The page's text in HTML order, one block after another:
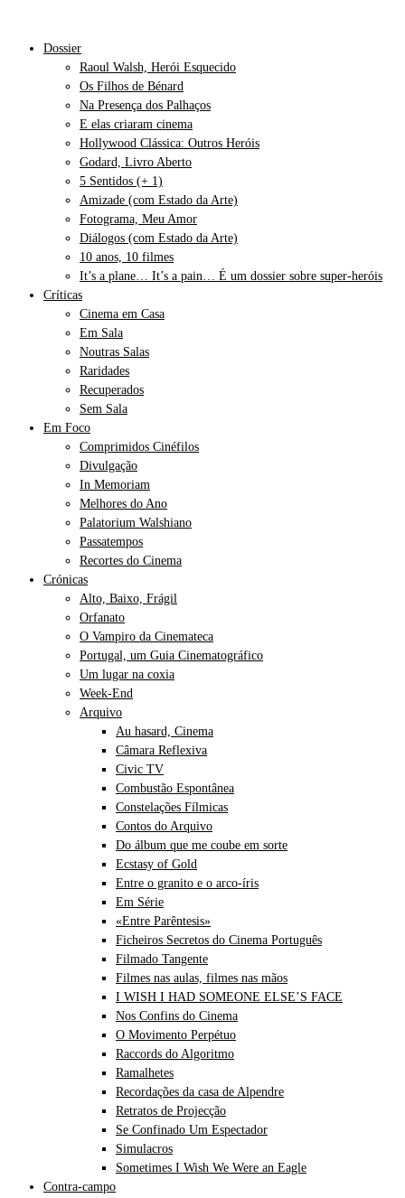
Dossier
Raoul Walsh, Herói Esquecido
Os Filhos de Bénard
Na Presença dos Palhaços
E elas criaram cinema
Hollywood Clássica: Outros Heróis
Godard, Livro Aberto
5 Sentidos (+ 1)
Amizade (com Estado da Arte)
Fotograma, Meu Amor
Diálogos (com Estado da Arte)
10 anos, 10 filmes
It’s a plane… It’s a pain… É um dossier sobre super-heróis
Críticas
Cinema em Casa
Em Sala
Noutras Salas
Raridades
Recuperados
Sem Sala
Em Foco
Comprimidos Cinéfilos
Divulgação
In Memoriam
Melhores do Ano
Palatorium Walshiano
Passatempos
Recortes do Cinema
Crónicas
Alto, Baixo, Frágil
Orfanato
O Vampiro da Cinemateca
Portugal, um Guia Cinematográfico
Um lugar na coxia
Week-End
Arquivo
Au hasard, Cinema
Câmara Reflexiva
Civic TV
Combustão Espontânea
Constelações Fílmicas
Contos do Arquivo
Do álbum que me coube em sorte
Ecstasy of Gold
Entre o granito e o arco-íris
Em Série
«Entre Parêntesis»
Ficheiros Secretos do Cinema Português
Filmado Tangente
Filmes nas aulas, filmes nas mãos
I WISH I HAD SOMEONE ELSE’S FACE
Nos Confins do Cinema
O Movimento Perpétuo
Raccords do Algoritmo
Ramalhetes
Recordações da casa de Alpendre
Retratos de Projecção
Se Confinado Um Espectador
Simulacros
Sometimes I Wish We Were an Eagle
Contra-campo